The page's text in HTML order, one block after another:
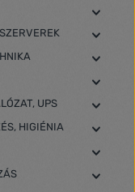
UPS
HIGIÉNIA